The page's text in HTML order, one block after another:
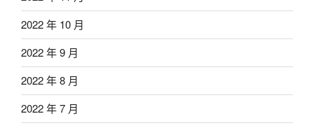
2022 年 10 月
2022 年 9 月
2022 年 8 月
2022 年 7 月